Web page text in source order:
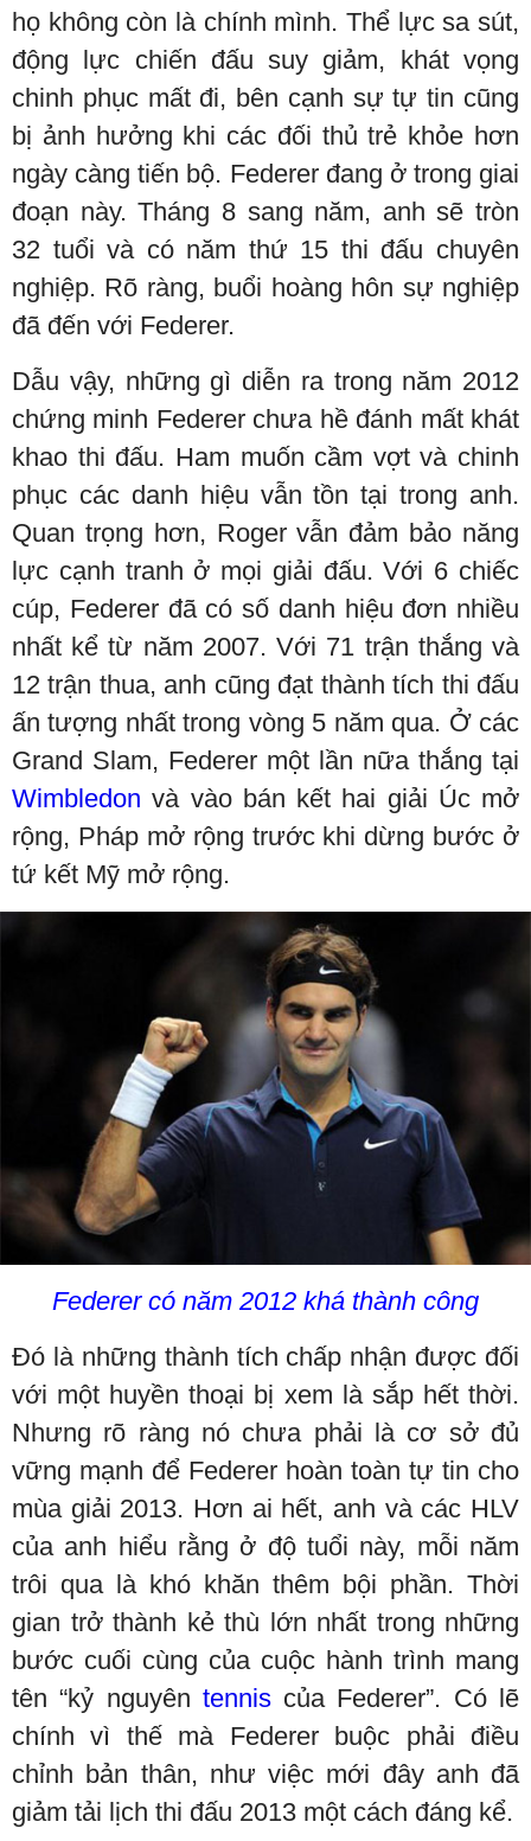
họ không còn là chính mình. Thể lực sa sút,
động lực chiến đấu suy giảm, khát vọng
chinh phục mất đi, bên cạnh sự tự tin cũng
bị ảnh hưởng khi các đối thủ trẻ khỏe hơn
ngày càng tiến bộ. Federer đang ở trong giai
đoạn này. Tháng 8 sang năm, anh sẽ tròn
32 tuổi và có năm thứ 15 thi đấu chuyên
nghiệp. Rõ ràng, buổi hoàng hôn sự nghiệp
đã đến với Federer.
Dẫu vậy, những gì diễn ra trong năm 2012
chứng minh Federer chưa hề đánh mất khát
khao thi đấu. Ham muốn cầm vợt và chinh
phục các danh hiệu vẫn tồn tại trong anh.
Quan trọng hơn, Roger vẫn đảm bảo năng
lực cạnh tranh ở mọi giải đấu. Với 6 chiếc
cúp, Federer đã có số danh hiệu đơn nhiều
nhất kể từ năm 2007. Với 71 trận thắng và
12 trận thua, anh cũng đạt thành tích thi đấu
ấn tượng nhất trong vòng 5 năm qua. Ở các
Grand Slam, Federer một lần nữa thắng tại
Wimbledon và vào bán kết hai giải Úc mở
rộng, Pháp mở rộng trước khi dừng bước ở
tứ kết Mỹ mở rộng.
Federer có năm 2012 khá thành công
Đó là những thành tích chấp nhận được đối
với một huyền thoại bị xem là sắp hết thời.
Nhưng rõ ràng nó chưa phải là cơ sở đủ
vững mạnh để Federer hoàn toàn tự tin cho
mùa giải 2013. Hơn ai hết, anh và các HLV
của anh hiểu rằng ở độ tuổi này, mỗi năm
trôi qua là khó khăn thêm bội phần. Thời
gian trở thành kẻ thù lớn nhất trong những
bước cuối cùng của cuộc hành trình mang
tên “kỷ nguyên tenniscủa Federer”. Có lẽ
chính vì thế mà Federer buộc phải điều
chỉnh bản thân, như việc mới đây anh đã
giảm tải lịch thi đấu 2013 một cách đáng kể.